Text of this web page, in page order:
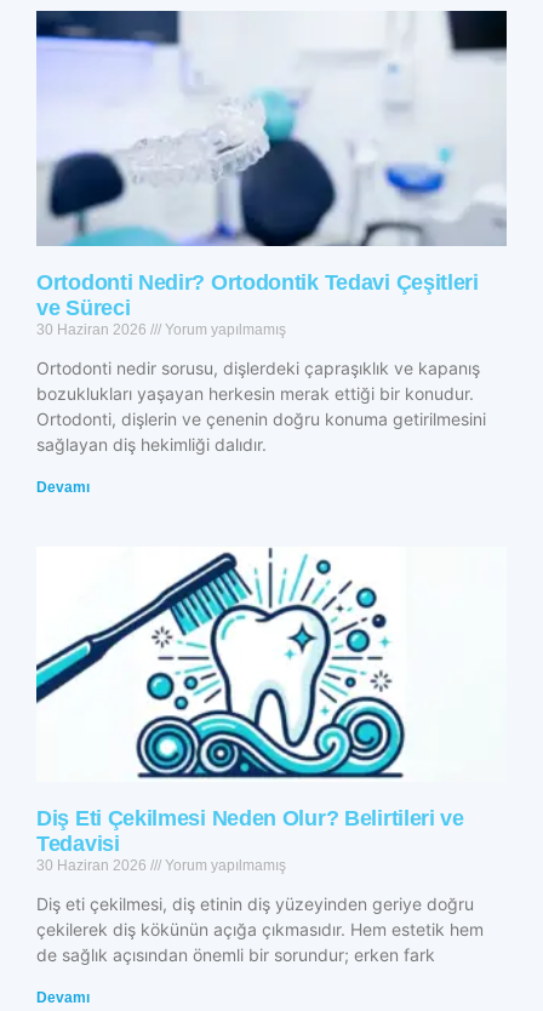
Ortodonti Nedir? Ortodontik Tedavi Çeşitleri
ve Süreci
30 Haziran 2026 Yorum yapılmamış
Ortodonti nedir sorusu, dişlerdeki çapraşıklık ve kapanış
bozuklukları yaşayan herkesin merak ettiği bir konudur.
Ortodonti, dişlerin ve çenenin doğru konuma getirilmesini
sağlayan diş hekimliği dalıdır.
Devamı
Diş Eti Çekilmesi Neden Olur? Belirtileri ve
Tedavisi
30 Haziran 2026 Yorum yapılmamış
Diş eti çekilmesi, diş etinin diş yüzeyinden geriye doğru
çekilerek diş kökünün açığa çıkmasıdır. Hem estetik hem
de sağlık açısından önemli bir sorundur; erken fark
Devamı